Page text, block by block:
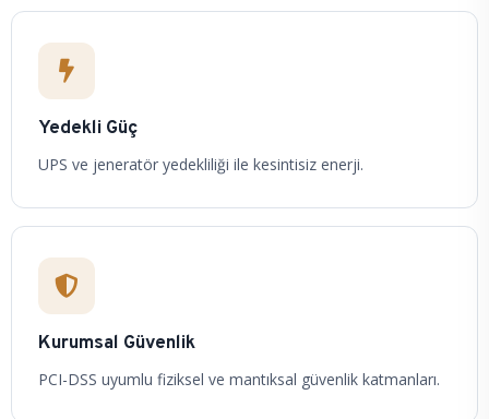
Yedekli Güç
UPS ve jeneratör yedekliliği ile kesintisiz enerji.
Kurumsal Güvenlik
PCI-DSS uyumlu fiziksel ve mantıksal güvenlik katmanları.